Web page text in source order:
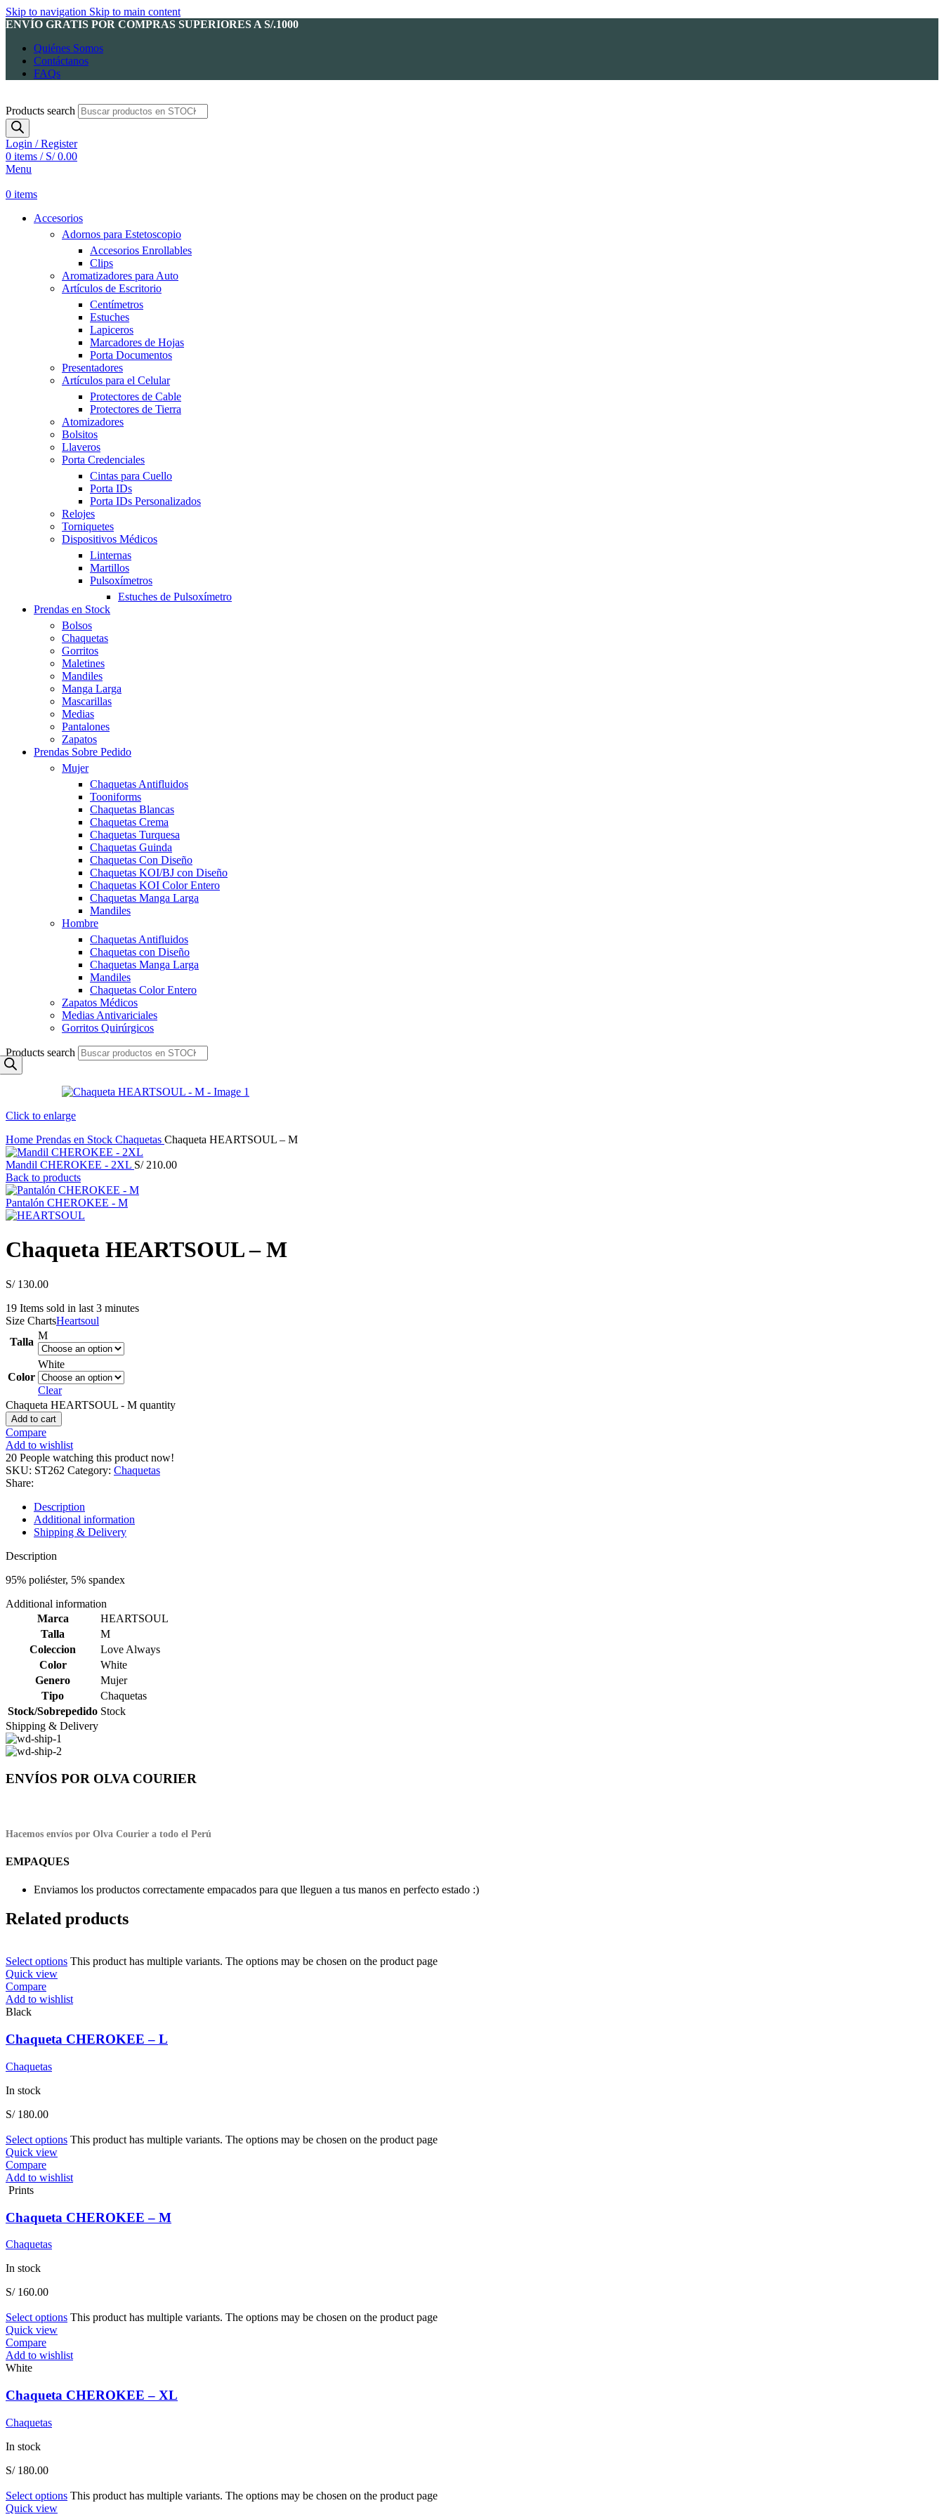
Skip to navigation Skip to main content
ENVÍO GRATIS POR COMPRAS SUPERIORES A S/.1000
Quiénes Somos
Contáctanos
FAQs
Products search
Login / Register
0 items / S/0.00
Menu
0 items
Accesorios
Adornos para Estetoscopio
Accesorios Enrollables
Clips
Aromatizadores para Auto
Artículos de Escritorio
Centímetros
Estuches
Lapiceros
Marcadores de Hojas
Porta Documentos
Presentadores
Artículos para el Celular
Protectores de Cable
Protectores de Tierra
Atomizadores
Bolsitos
Llaveros
Porta Credenciales
Cintas para Cuello
Porta IDs
Porta IDs Personalizados
Relojes
Torniquetes
Dispositivos Médicos
Linternas
Martillos
Pulsoxímetros
Estuches de Pulsoxímetro
Prendas en Stock
Bolsos
Chaquetas
Gorritos
Maletines
Mandiles
Manga Larga
Mascarillas
Medias
Pantalones
Zapatos
Prendas Sobre Pedido
Mujer
Chaquetas Antifluidos
Tooniforms
Chaquetas Blancas
Chaquetas Crema
Chaquetas Turquesa
Chaquetas Guinda
Chaquetas Con Diseño
Chaquetas KOI/BJ con Diseño
Chaquetas KOI Color Entero
Chaquetas Manga Larga
Mandiles
Hombre
Chaquetas Antifluidos
Chaquetas con Diseño
Chaquetas Manga Larga
Mandiles
Chaquetas Color Entero
Zapatos Médicos
Medias Antivariciales
Gorritos Quirúrgicos
Products search
Click to enlarge
Home Prendas en Stock Chaquetas Chaqueta HEARTSOUL – M
Mandil CHEROKEE - 2XL S/210.00
Back to products
Pantalón CHEROKEE - M
Chaqueta HEARTSOUL – M
S/130.00
19 Items sold in last 3 minutes
Size ChartsHeartsoul
Talla
M
Color
White
Clear
Chaqueta HEARTSOUL - M quantity
Add to cart
Compare
Add to wishlist
20 People watching this product now!
SKU: ST262 Category: Chaquetas
Share:
Description
Additional information
Shipping & Delivery
Description
95% poliéster, 5% spandex
Additional information
Marca
HEARTSOUL
Talla
M
Coleccion
Love Always
Color
White
Genero
Mujer
Tipo
Chaquetas
Stock/Sobrepedido Stock
Shipping & Delivery
ENVÍOS POR OLVA COURIER
Hacemos envíos por Olva Courier a todo el Perú
EMPAQUES
Enviamos los productos correctamente empacados para que lleguen a tus manos en perfecto estado :)
Related products
Select options This product has multiple variants. The options may be chosen on the product page
Quick view
Compare
Add to wishlist
Black
Chaqueta CHEROKEE – L
Chaquetas
In stock
S/180.00
Select options This product has multiple variants. The options may be chosen on the product page
Quick view
Compare
Add to wishlist
Prints
Chaqueta CHEROKEE – M
Chaquetas
In stock
S/160.00
Select options This product has multiple variants. The options may be chosen on the product page
Quick view
Compare
Add to wishlist
White
Chaqueta CHEROKEE – XL
Chaquetas
In stock
S/180.00
Select options This product has multiple variants. The options may be chosen on the product page
Quick view